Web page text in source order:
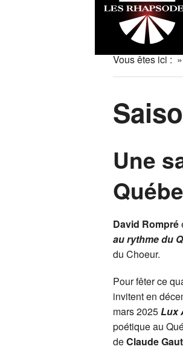
Vous êtes ici :
Une
David Rompré
au rythme du
du Choeur.
Pour fêter ce
invitent en
mars 2025Lux
poétique au
deClaude